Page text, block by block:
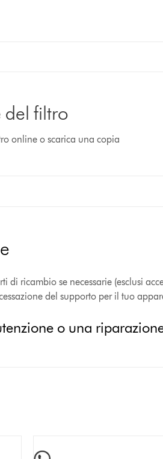
del filtro
online o scarica una copia
ricambio se necessarie (esclusi
del supporto per il tuo
o una